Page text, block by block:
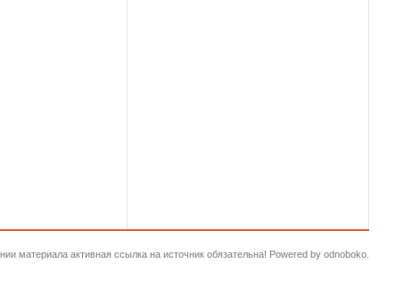
материала активная ссылка на источник обязательна! Powered by odnoboko.